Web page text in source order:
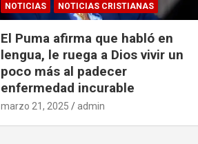
NOTICIAS
NOTICIAS CRISTIANAS
El Puma afirma que habló en
lengua, le ruega a Dios vivir un
poco más al padecer
enfermedad incurable
marzo 21, 2025 admin